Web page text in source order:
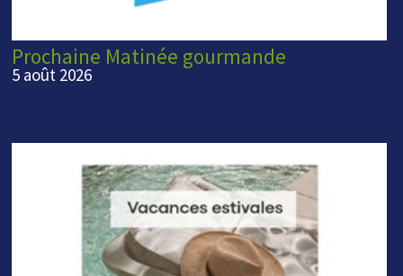
Prochaine Matinée gourmande
5 août 2026